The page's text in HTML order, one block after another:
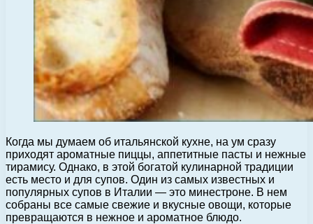
Когда мы думаем об итальянской кухне, на ум сразу
приходят ароматные пиццы, аппетитные пасты и нежные
тирамису. Однако, в этой богатой кулинарной традиции
есть место и для супов. Один из самых известных и
популярных супов в Италии — это минестроне. В нем
собраны все самые свежие и вкусные овощи, которые
превращаются в нежное и ароматное блюдо.